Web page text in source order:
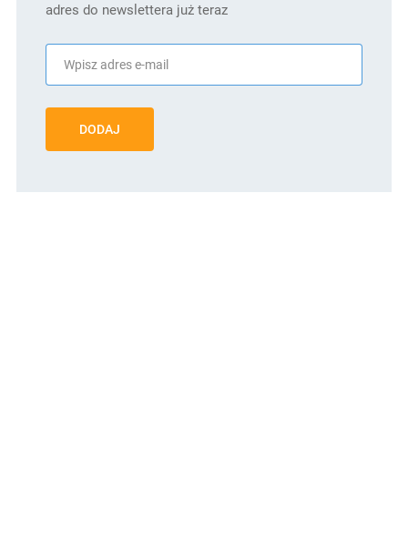
adres do newslettera już teraz
DODAJ